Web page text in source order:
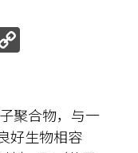
聚合物，与一
好生物相容